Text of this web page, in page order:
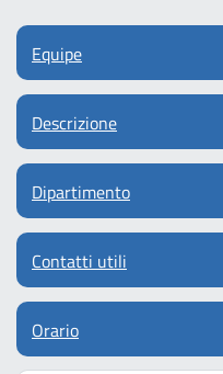
Equipe
Descrizione
Dipartimento
Contatti utili
Orario